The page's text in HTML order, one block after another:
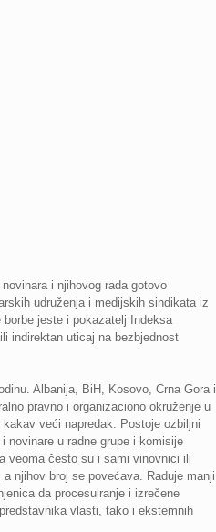
i njihovog rada gotovo
udruženja i medijskih sindikata iz
jeste i pokazatelj Indeksa
indirektan uticaj na bezbjednost
Albanija, BiH, Kosovo, Crna Gora i
pravno i organizaciono okruženje u
veći napredak. Postoje ozbiljni
novinare u radne grupe i komisije
veoma često su i sami vinovnici ili
njihov broj se povećava. Raduje manji
da procesuiranje i izrečene
vlasti, tako i ekstemnih